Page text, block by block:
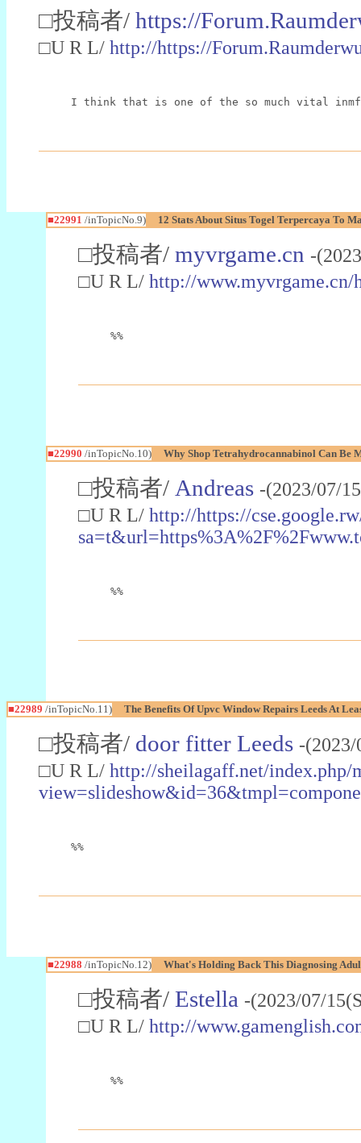
□投稿者/ https://
□U R L/ http://https://
I think that is one of the so much vital
■22991 /inTopicNo.9) 12 Stats About Situs Togel Terpercaya To
□投稿者/ myvrgame.cn -
□U R L/ http://www.myvrgame.cn/
%%
■22990 /inTopicNo.10) Why Shop Tetrahydrocannabinol Can Be
□投稿者/ Andreas -(2023/07/
□U R L/ http://https://
%%
■22989 /inTopicNo.11) The Benefits Of Upvc Window Repairs Leeds At
□投稿者/ door fitter Leeds -
□U R L/ http://sheilagaff.net/index.php/
%%
■22988 /inTopicNo.12) What's Holding Back This Diagnosing
□投稿者/ Estella -(2023/07/
□U R L/ http://
%%